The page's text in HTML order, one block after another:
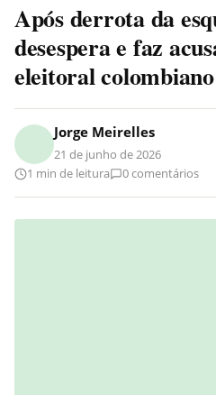
Após derrota da
desespera e faz
eleitoral colombiano
Jorge Meirelles
21 de junho de 2026
1 min de leitura
0 comentários